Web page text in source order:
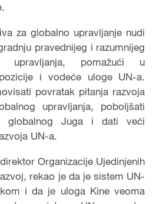
za globalno upravljanje nudi
pravednijeg i razumnijeg
upravljanja, pomažući u
i vodeće uloge UN-a.
povratak pitanja razvoja
upravljanja, poboljšati
globalnog Juga i dati veći
UN-a.
Organizacije Ujedinjenih
rekao je da je sistem UN-
i da je uloga Kine veoma